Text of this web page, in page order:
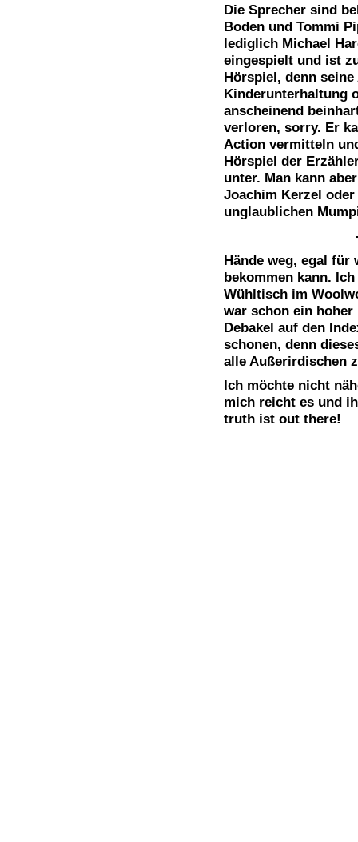
Die Sprecher sind
Boden und Tommi
lediglich Michael
eingespielt und ist
Hörspiel, denn
Kinderunterhaltung
anscheinend
verloren, sorry. Er
Action vermitteln
Hörspiel der
unter. Man kann
Joachim Kerzel
unglaublichen
Hände weg, egal für
bekommen kann.
Wühltisch im
war schon ein
Debakel auf den
schonen, denn
alle Außerirdischen
Ich möchte nicht
mich reicht es und
truth ist out there!